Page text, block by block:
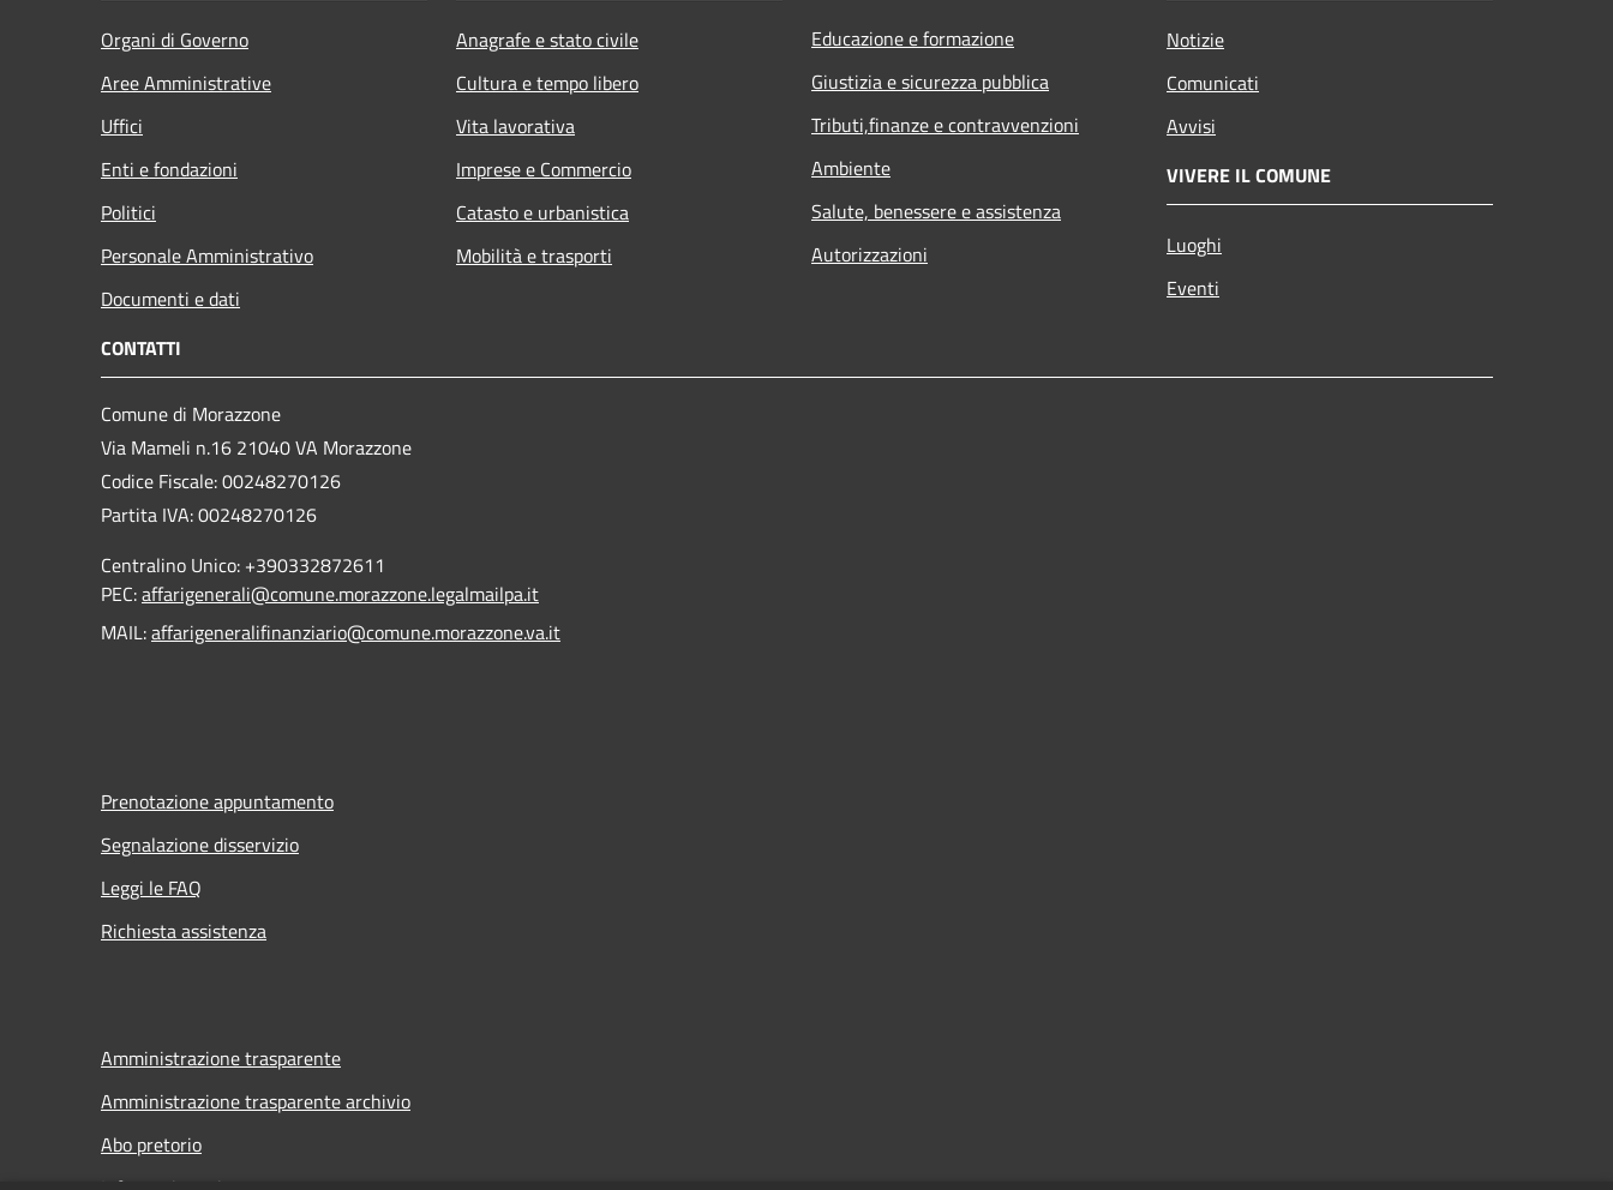
Organi di Governo
Aree Amministrative
Uffici
Enti e fondazioni
Politici
Personale Amministrativo
Documenti e dati
Anagrafe e stato civile
Cultura e tempo libero
Vita lavorativa
Imprese e Commercio
Catasto e urbanistica
Mobilità e trasporti
Educazione e formazione
Giustizia e sicurezza pubblica
Tributi,finanze e contravvenzioni
Ambiente
Salute, benessere e assistenza
Autorizzazioni
Notizie
Comunicati
Avvisi
VIVERE IL COMUNE
Luoghi
Eventi
CONTATTI
Comune di Morazzone
Via Mameli n.16 21040 VA Morazzone
Codice Fiscale: 00248270126
Partita IVA: 00248270126
Centralino Unico: +390332872611
PEC:affarigenerali@comune.morazzone.legalmailpa.it
MAIL:affarigeneralifinanziario@comune.morazzone.va.it
Prenotazione appuntamento
Segnalazione disservizio
Leggi le FAQ
Richiesta assistenza
Amministrazione trasparente
Amministrazione trasparente archivio
Abo pretorio